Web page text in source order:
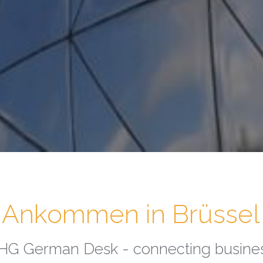
Ankommen in Brüssel
German Desk - connecting